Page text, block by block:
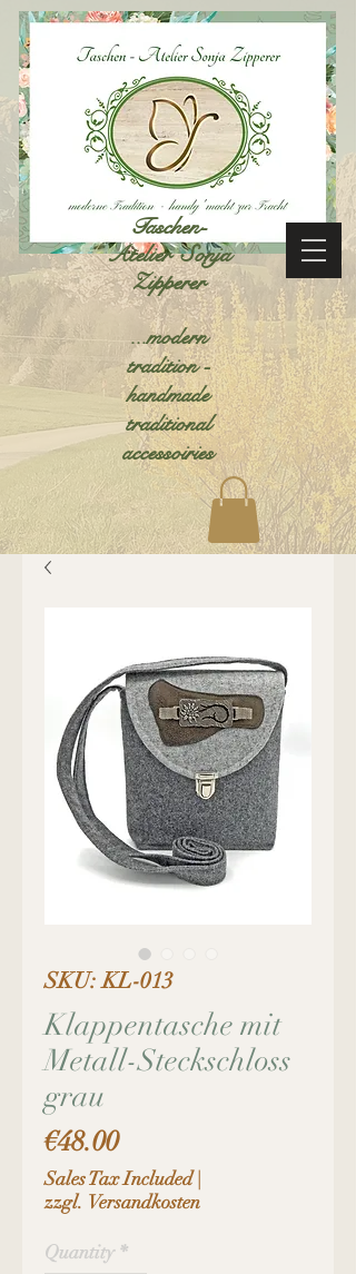
Taschen-
Atelier Sonja
Zipperer
...modern
tradition -
handmade
traditional
accessoiries
SKU: KL-013
Klappentasche mit
Metall-Steckschloss
grau
€48.00Price
Sales Tax Included|
zzgl. Versandkosten
Quantity *